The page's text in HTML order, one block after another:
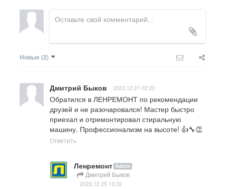
Новые (2)
Дмитрий Быков 2023.12.21 02:20
Обратился в ЛЕНРЕМОНТ по рекомендации
друзей и не разочаровался! Мастер быстро
приехал и отремонтировал стиральную
машину. Профессионализм на высоте! 👍🔧👏
Ответить
Ленремонт Admin
Дмитрий Быков
2023.12.25 13:32